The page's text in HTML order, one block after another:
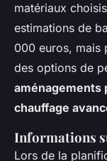
matériaux
estimations de
000 euros, mais
des options de
aménagements
chauffage
Informations
Lors de la